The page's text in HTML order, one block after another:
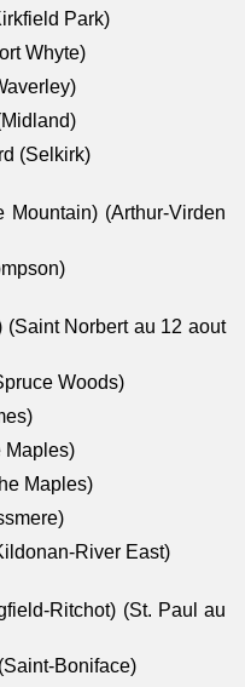
Park)
Whyte)
(Selkirk)
Mountain) (Arthur-Virden
(Saint Norbert au 12 aout
Woods)
Maples)
Maples)
River East)
Ritchot) (St. Paul au
Boniface)